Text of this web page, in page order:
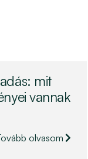
mit
vannak
olvasom